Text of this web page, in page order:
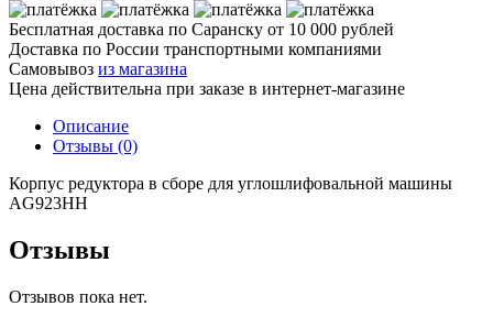
Бесплатная доставка по Саранску от 10 000 рублей
Доставка по России транспортными компаниями
Самовывоз из магазина
Цена действительна при заказе в интернет-магазине
Описание
Отзывы (0)
Корпус редуктора в сборе для углошлифовальной машины
AG923HH
Отзывы
Отзывов пока нет.